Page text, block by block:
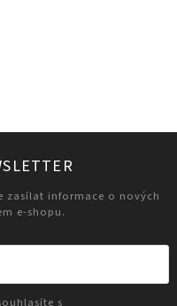
zasílat informace o nových
e-shopu.